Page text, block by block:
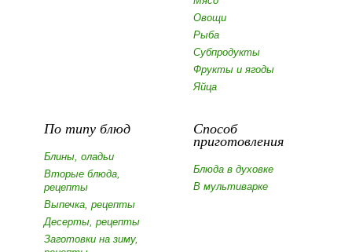
Овощи
Рыба
Субпродукты
Фрукты и ягоды
Яйца
По типу блюд
Блины, оладьи
Вторые блюда,
рецепты
Выпечка, рецепты
Десерты, рецепты
Заготовки на зиму,
Способ
приготовления
Блюда в духовке
В мультиварке